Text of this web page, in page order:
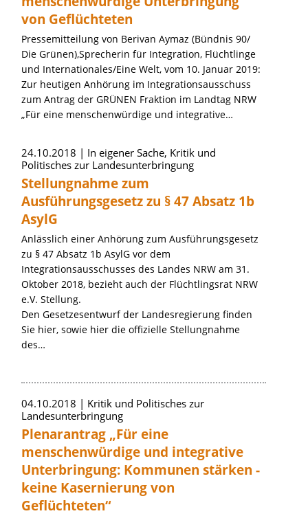
von Geflüchteten
Pressemitteilung von Berivan Aymaz (Bündnis 90/
Die Grünen),Sprecherin für Integration, Flüchtlinge
und Internationales/Eine Welt, vom 10. Januar 2019:
Zur heutigen Anhörung im Integrationsausschuss
zum Antrag der GRÜNEN Fraktion im Landtag NRW
„Für eine menschenwürdige und integrative…
24.10.2018
In eigener Sache, Kritik und
Politisches zur Landesunterbringung
Stellungnahme zum
Ausführungsgesetz zu § 47 Absatz 1b
AsylG
Anlässlich einer Anhörung zum Ausführungsgesetz
zu § 47 Absatz 1b AsylG vor dem
Integrationsausschusses des Landes NRW am 31.
Oktober 2018, bezieht auch der Flüchtlingsrat NRW
e.V. Stellung.
Den Gesetzesentwurf der Landesregierung finden
Sie hier, sowie hier die offizielle Stellungnahme
des…
04.10.2018
Kritik und Politisches zur
Landesunterbringung
Plenarantrag „Für eine
menschenwürdige und integrative
Unterbringung: Kommunen stärken -
keine Kasernierung von
Geflüchteten“